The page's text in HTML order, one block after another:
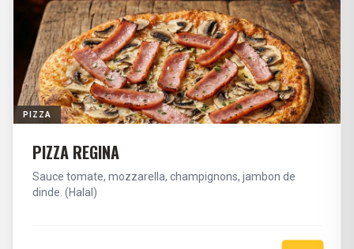
PIZZA
PIZZA REGINA
Sauce tomate, mozzarella, champignons, jambon de
dinde. (Halal)